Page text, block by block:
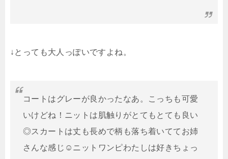
↓とっても大人っぽいですよね。
コートはグレーが良かったなあ。こっちも可愛
いけどね！ニットは肌触りがとてもとても良い
◎スカートは丈も長めで柄も落ち着いててお姉
さんな感じ☺ニットワンピわたしは好きちょっ